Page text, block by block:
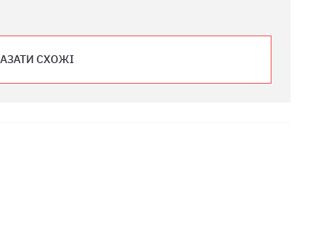
СХОЖІ